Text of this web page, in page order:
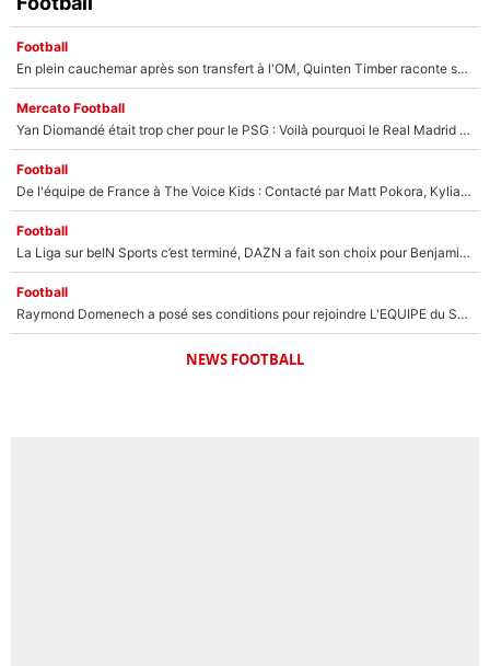
Football
En plein cauchemar après son transfert à l'OM, Quinten Timber raconte ses doutes après sa signature à Marseille
Mercato Football
Yan Diomandé était trop cher pour le PSG : Voilà pourquoi le Real Madrid a accepté de payer la somme record de 140M€ pour boucler son transfert !
Football
De l'équipe de France à The Voice Kids : Contacté par Matt Pokora, Kylian Mbappé a accepté de jouer un rôle inédit sur TF1 !
Football
La Liga sur beIN Sports c’est terminé, DAZN a fait son choix pour Benjamin Da Silva et Omar Da Fonseca !
Football
Raymond Domenech a posé ses conditions pour rejoindre L'EQUIPE du Soir : Il refuse de faire l'émission avec un autre chroniqueur !
NEWS FOOTBALL